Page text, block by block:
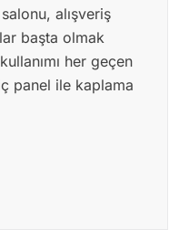
alışveriş
başta olmak
her geçen
panel ile kaplama